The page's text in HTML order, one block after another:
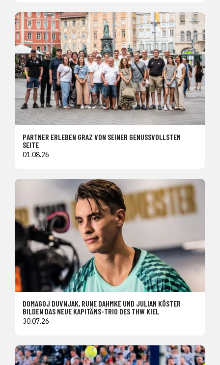
PARTNER ERLEBEN GRAZ VON SEINER GENUSSVOLLSTEN
SEITE
01.08.26
DOMAGOJ DUVNJAK, RUNE DAHMKE UND JULIAN KÖSTER
BILDEN DAS NEUE KAPITÄNS-TRIO DES THW KIEL
30.07.26